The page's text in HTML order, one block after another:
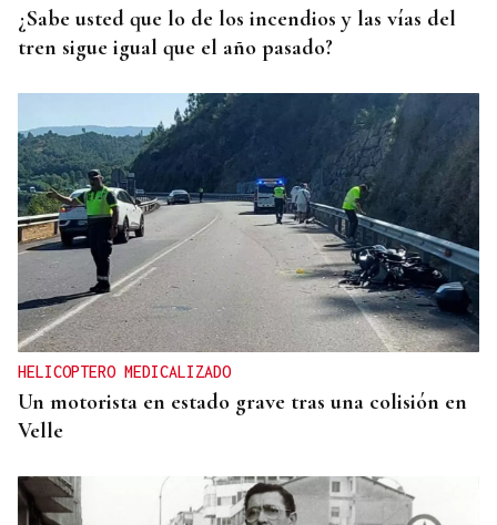
¿Sabe usted que lo de los incendios y las vías del
tren sigue igual que el año pasado?
HELICOPTERO MEDICALIZADO
Un motorista en estado grave tras una colisión en
Velle